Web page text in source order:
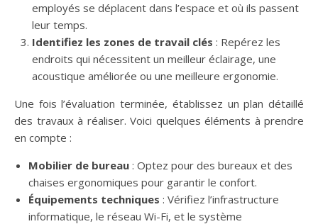
employés se déplacent dans l’espace et où ils passent
leur temps.
Identifiez les zones de travail clés : Repérez les
endroits qui nécessitent un meilleur éclairage, une
acoustique améliorée ou une meilleure ergonomie.
Une fois l’évaluation terminée, établissez un plan détaillé
des travaux à réaliser. Voici quelques éléments à prendre
en compte :
Mobilier de bureau : Optez pour des bureaux et des
chaises ergonomiques pour garantir le confort.
Équipements techniques : Vérifiez l’infrastructure
informatique, le réseau Wi-Fi, et le système